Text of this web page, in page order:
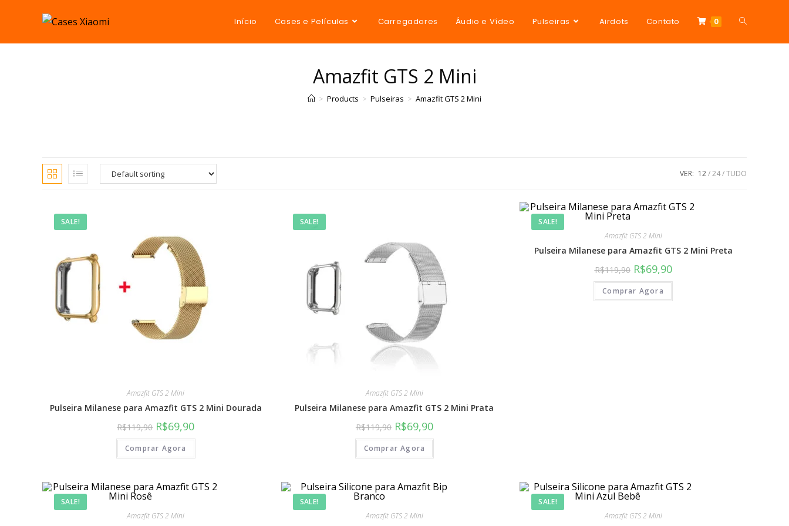
Início Cases e Películas Carregadores Áudio e Vídeo Pulseiras Airdots Contato 0
Amazfit GTS 2 Mini
> Products > Pulseiras > Amazfit GTS 2 Mini
VER: 12 24 TUDO
SALE!
Amazfit GTS 2 Mini
Pulseira Milanese para Amazfit GTS 2 Mini Dourada
R$119,90 R$69,90
Comprar Agora
SALE!
Amazfit GTS 2 Mini
Pulseira Milanese para Amazfit GTS 2 Mini Prata
R$119,90 R$69,90
Comprar Agora
SALE!
Amazfit GTS 2 Mini
Pulseira Milanese para Amazfit GTS 2 Mini Preta
R$119,90 R$69,90
Comprar Agora
SALE!
Amazfit GTS 2 Mini
SALE!
Amazfit GTS 2 Mini
SALE!
Amazfit GTS 2 Mini
LINKS ÚTEIS DEPARTAMENTOS